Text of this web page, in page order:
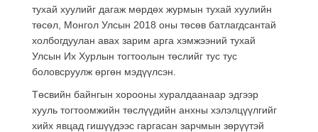
тухай хуулийг дагаж мөрдөх журмын тухай хуулийн
төсөл, Монгол Улсын 2018 оны төсөв батлагдсантай
холбогдуулан авах зарим арга хэмжээний тухай
Улсын Их Хурлын тогтоолын төслийг тус тус
боловсруулж өргөн мэдүүлсэн.
Төсвийн байнгын хорооны хуралдаанаар эдгээр
хууль тогтоомжийн төслүүдийн анхны хэлэлцүүлгийг
хийх явцад гишүүдээс гаргасан зарчмын зөрүүтэй